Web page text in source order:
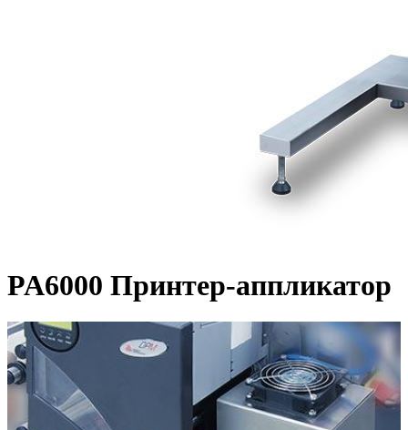
PA6000 Принтер-аппликатор